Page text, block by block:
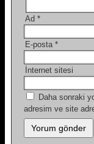
Ad *
E-posta *
İnternet sitesi
Daha sonraki
adresim ve site